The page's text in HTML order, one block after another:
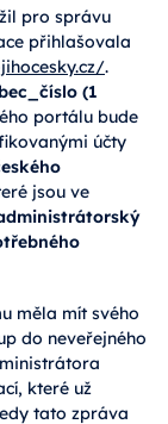
pro správu
přihlašovala
.
(1
portálu bude
účty
jsou ve
měla mít svého
do neveřejného
které už
tato zpráva